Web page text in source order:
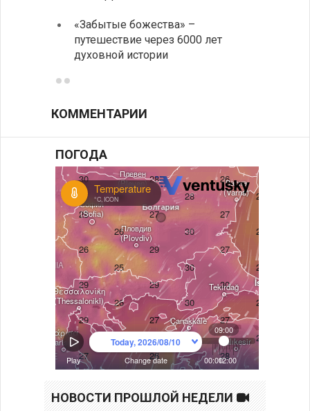
«Забытые божества» –
путешествие через 6000 лет
духовной истории
КОММЕНТАРИИ
ПОГОДА
НОВОСТИ ПРОШЛОЙ НЕДЕЛИ